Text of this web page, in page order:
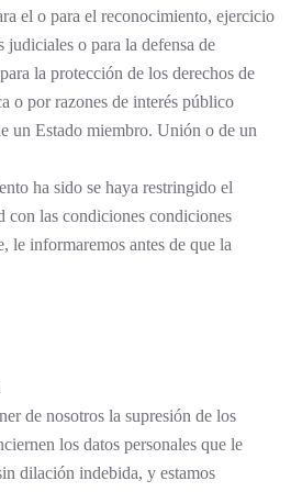
el o para el reconocimiento, ejercicio
judiciales o para la defensa de
la protección de los derechos de
o por razones de interés público
un Estado miembro. Unión o de un
ha sido se haya restringido el
con las condiciones condiciones
le informaremos antes de que la
de nosotros la supresión de los
los datos personales que le
dilación indebida, y estamos